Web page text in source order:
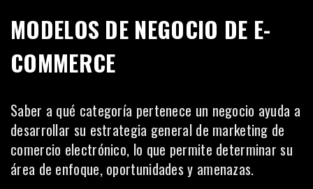
MODELOS DE NEGOCIO DE E-
COMMERCE
Saber a qué categoría pertenece un negocio ayuda a
desarrollar su estrategia general de marketing de
comercio electrónico, lo que permite determinar su
área de enfoque, oportunidades y amenazas.